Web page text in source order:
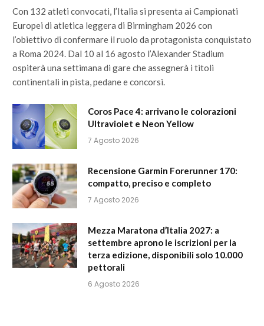
Con 132 atleti convocati, l’Italia si presenta ai Campionati
Europei di atletica leggera di Birmingham 2026 con
l’obiettivo di confermare il ruolo da protagonista conquistato
a Roma 2024. Dal 10 al 16 agosto l’Alexander Stadium
ospiterà una settimana di gare che assegnerà i titoli
continentali in pista, pedane e concorsi.
Coros Pace 4: arrivano le colorazioni
Ultraviolet e Neon Yellow
7 Agosto 2026
Recensione Garmin Forerunner 170:
compatto, preciso e completo
7 Agosto 2026
Mezza Maratona d’Italia 2027: a
settembre aprono le iscrizioni per la
terza edizione, disponibili solo 10.000
pettorali
6 Agosto 2026